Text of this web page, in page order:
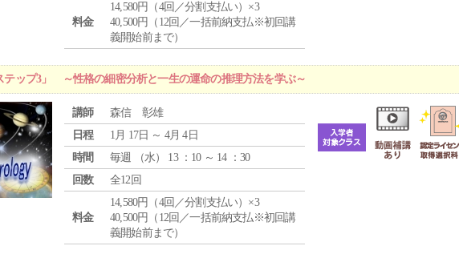
料金
14,580円（4回／分割支払い）×3
40,500円（12回／一括前納支払※初回講
義開始前まで）
テップ3」 ～性格の細密分析と一生の運命の推理方法を学ぶ～
講師
森信 彰雄
日程
1月 17日 ～ 4月 4日
時間
毎週 （水） 13 ：10 ～ 14 ：30
回数
全12回
料金
14,580円（4回／分割支払い）×3
40,500円（12回／一括前納支払※初回講
義開始前まで）